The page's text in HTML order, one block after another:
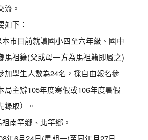
流。
如下：
市目前就讀國小四至六年級、國中
馬祖籍(父或母一方為馬祖籍即屬之)
加學生人數為24名，採自由報名參
局主辦105年度寒假或106年度暑假
錄取）。
南竿鄉、北竿鄉。